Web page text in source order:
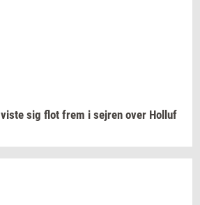
viste sig flot frem i sej­ren over Hol­luf